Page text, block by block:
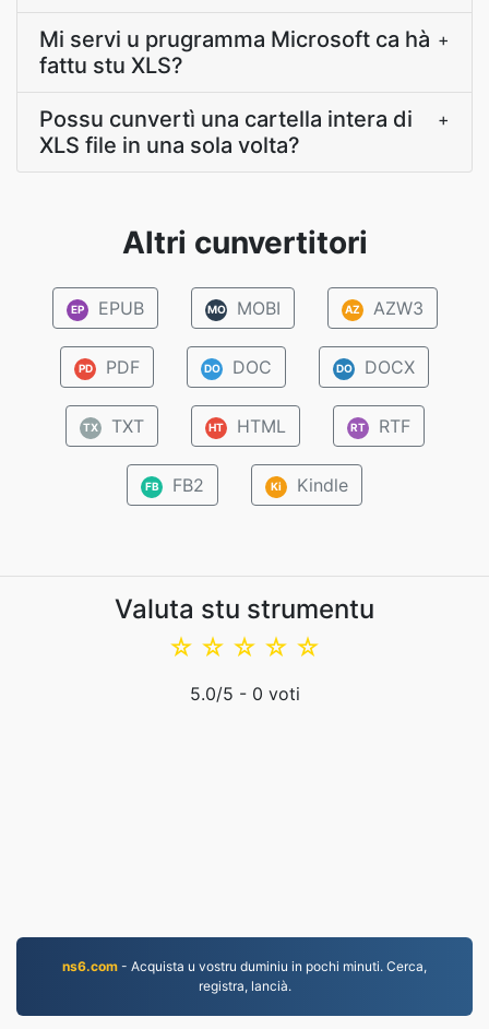
Mi servi u prugramma Microsoft ca hà
fattu stu XLS?
+
Possu cunvertì una cartella intera di
XLS file in una sola volta?
+
Altri cunvertitori
EP EPUB MO MOBI AZ AZW3
PD PDF DO DOC DO DOCX
TX TXT HT HTML RT RTF
FB FB2 Ki Kindle
Valuta stu strumentu
☆
☆
☆
☆
☆
5.0/5 - 0 voti
ns6.com - Acquista u vostru duminiu in pochi minuti. Cerca,
registra, lancià.